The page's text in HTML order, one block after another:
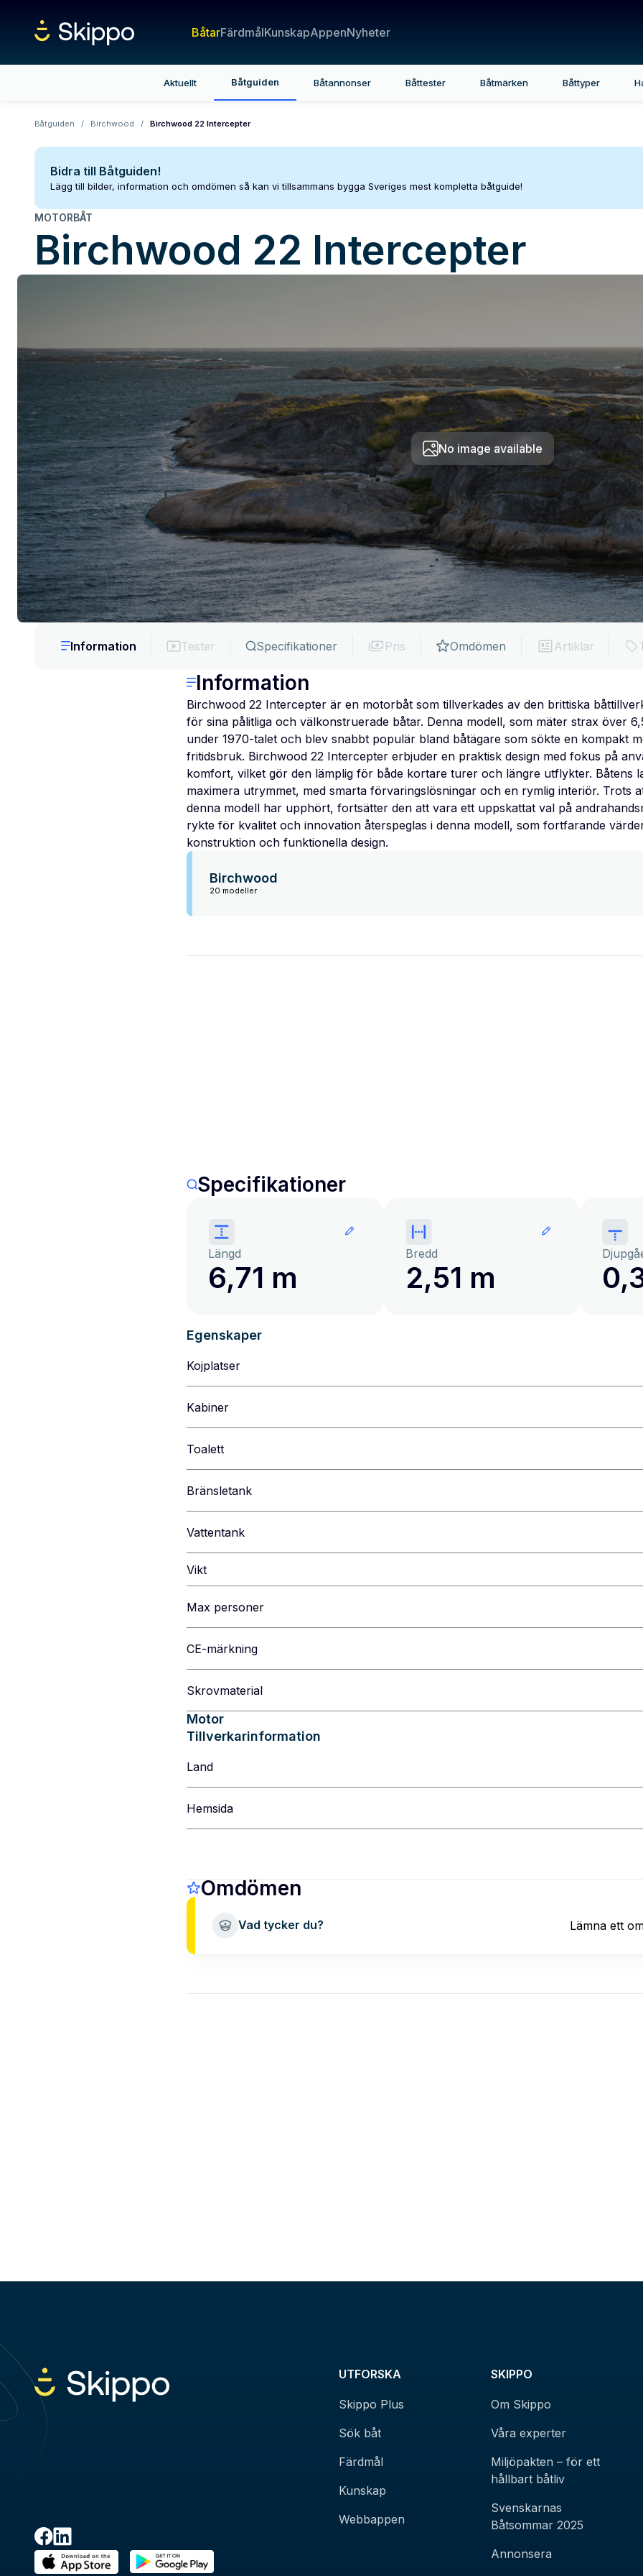
BåtarFärdmålKunskapAppenNyheter
Aktuellt Båtguiden Båtannonser Båttester Båtmärken Båttyper
Båtguiden / Birchwood / Birchwood 22 Intercepter
Bidra till Båtguiden!
Lägg till bilder, information och omdömen så kan vi tillsammans bygga Sveriges mest kompletta båtguide!
MOTORBÅT
Birchwood 22 Intercepter
No image available
Information Tester Specifikationer Pris Omdömen Artiklar
Information
Birchwood 22 Intercepter är en motorbåt som tillverkades av den brittiska
för sina pålitliga och välkonstruerade båtar. Denna modell, som mäter strax över
under 1970-talet och blev snabbt populär bland båtägare som sökte en kompakt
fritidsbruk. Birchwood 22 Intercepter erbjuder en praktisk design med fokus på
komfort, vilket gör den lämplig för både kortare turer och längre utflykter. Båtens
maximera utrymmet, med smarta förvaringslösningar och en rymlig interiör. Trots
denna modell har upphört, fortsätter den att vara ett uppskattat val på
rykte för kvalitet och innovation återspeglas i denna modell, som fortfarande
konstruktion och funktionella design.
Birchwood
20 modeller
Specifikationer
Längd
6,71 m
Bredd
2,51 m
Egenskaper
Kojplatser
Kabiner
Toalett
Bränsletank
Vattentank
Vikt
Max personer
CE-märkning
Skrovmaterial
Motor
Tillverkarinformation
Land
Hemsida
Omdömen
Vad tycker du? Lämna ett
UTFORSKA
Skippo Plus
Sök båt
Färdmål
Kunskap
Webbappen
SKIPPO
Om Skippo
Våra experter
Miljöpakten – för ett
hållbart båtliv
Svenskarnas
Båtsommar 2025
Annonsera